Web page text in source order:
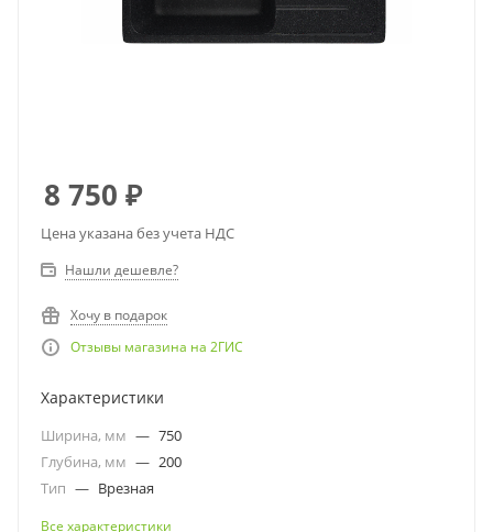
8 750 ₽
Цена указана без учета НДС
Нашли дешевле?
Хочу в подарок
Отзывы магазина на 2ГИС
Характеристики
Ширина, мм — 750
Глубина, мм — 200
Тип — Врезная
Все характеристики